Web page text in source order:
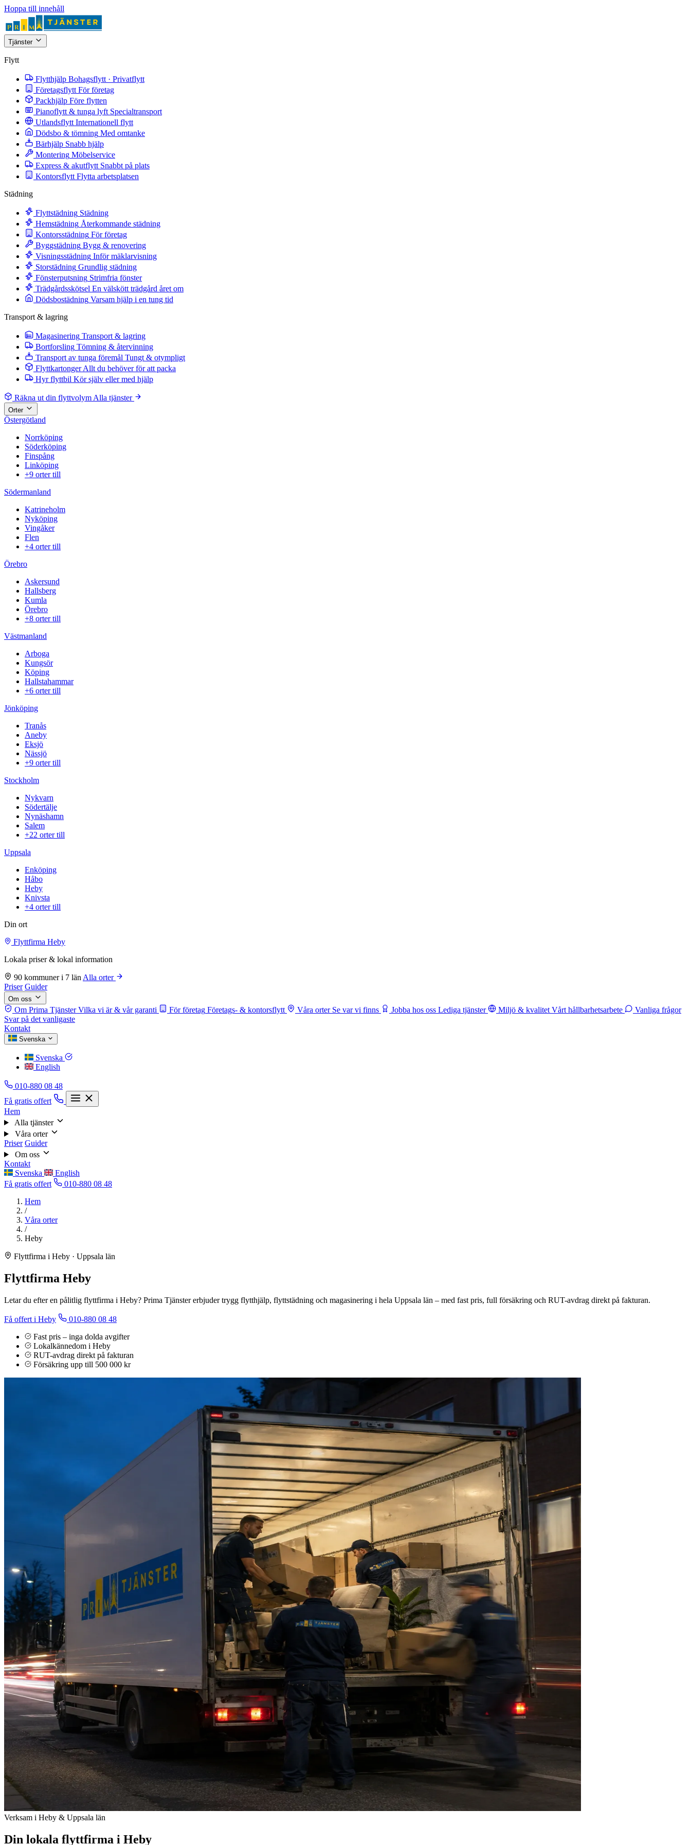
Hoppa till innehåll
Tjänster
Flytt
Flytthjälp Bohagsflytt · Privatflytt
Företagsflytt För företag
Packhjälp Före flytten
Pianoflytt & tunga lyft Specialtransport
Utlandsflytt Internationell flytt
Dödsbo & tömning Med omtanke
Bärhjälp Snabb hjälp
Montering Möbelservice
Express & akutflytt Snabbt på plats
Kontorsflytt Flytta arbetsplatsen
Städning
Flyttstädning Städning
Hemstädning Återkommande städning
Kontorsstädning För företag
Byggstädning Bygg & renovering
Visningsstädning Inför mäklarvisning
Storstädning Grundlig städning
Fönsterputsning Strimfria fönster
Trädgårdsskötsel En välskött trädgård året om
Dödsbostädning Varsam hjälp i en tung tid
Transport & lagring
Magasinering Transport & lagring
Bortforsling Tömning & återvinning
Transport av tunga föremål Tungt & otympligt
Flyttkartonger Allt du behöver för att packa
Hyr flyttbil Kör själv eller med hjälp
Räkna ut din flyttvolym Alla tjänster
Orter
Östergötland
Norrköping
Söderköping
Finspång
Linköping
+9 orter till
Södermanland
Katrineholm
Nyköping
Vingåker
Flen
+4 orter till
Örebro
Askersund
Hallsberg
Kumla
Örebro
+8 orter till
Västmanland
Arboga
Kungsör
Köping
Hallstahammar
+6 orter till
Jönköping
Tranås
Aneby
Eksjö
Nässjö
+9 orter till
Stockholm
Nykvarn
Södertälje
Nynäshamn
Salem
+22 orter till
Uppsala
Enköping
Håbo
Heby
Knivsta
+4 orter till
Din ort
Flyttfirma Heby
Lokala priser & lokal information
90 kommuner i 7 län Alla orter
Priser Guider
Om oss
Om Prima Tjänster Vilka vi är & vår garanti För företag Företags- & kontorsflytt Våra orter Se var vi finns Jobba hos oss Lediga tjänster Miljö & kvalitet Vårt hållbarhetsarbete
Vanliga frågor
Svar på det vanligaste
Kontakt
Svenska
Svenska
English
010-880 08 48
Få gratis offert
Hem
Alla tjänster
Våra orter
Priser Guider
Om oss
Kontakt
Svenska
English
Få gratis offert
010-880 08 48
Hem
/
Våra orter
/
Heby
Flyttfirma i Heby · Uppsala län
Flyttfirma Heby
Letar du efter en pålitlig flyttfirma i Heby? Prima Tjänster erbjuder trygg flytthjälp, flyttstädning och magasinering i hela Uppsala län – med fast pris, full försäkring och RUT-avdrag direkt på fakturan.
Få offert i Heby
010-880 08 48
Fast pris – inga dolda avgifter
Lokalkännedom i Heby
RUT-avdrag direkt på fakturan
Försäkring upp till 500 000 kr
Verksam i Heby & Uppsala län
Din lokala flyttfirma i Heby